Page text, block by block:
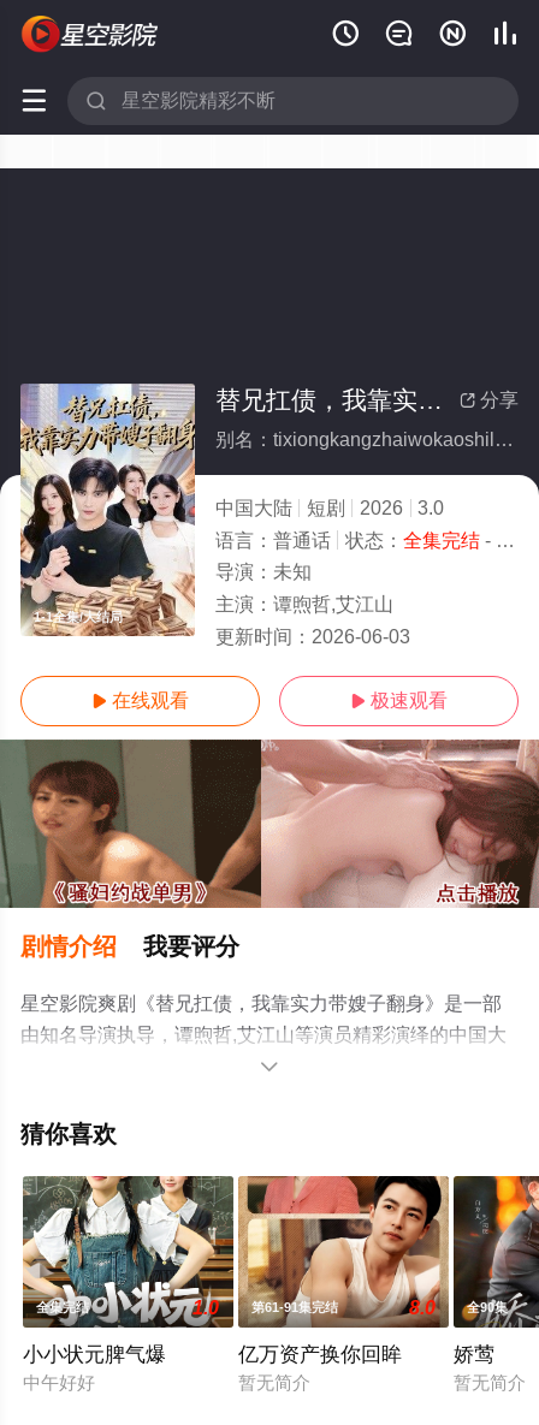
   
 
1-1全集/大结局
 分享
替兄扛债，我靠实力带嫂子翻身(全集)
别名：tixiongkangzhaiwokaoshilidaisaozifanshen
中国大陆 短剧 2026
3.0
语言： 普通话 状态： 全集完结- 免费在线观看
导演： 未知
主演： 谭煦哲,艾江山
更新时间： 2026-06-03
 在线观看  极速观看
剧情介绍 我要评分
星空影院爽剧《替兄扛债，我靠实力带嫂子翻身》是一部
由知名导演执导，谭煦哲,艾江山等演员精彩演绎的中国大
陆电视剧，大结局剧情已揭晓（1-1全集），手机免费观看
信息可移步至豆瓣电视剧、电视猫或剧情网等平台了解。

猜你喜欢
全集完结 1.0
小小状元脾气爆
中午好好
第61-91集完结 8.0
亿万资产换你回眸
暂无简介
全90集
娇莺
暂无简介